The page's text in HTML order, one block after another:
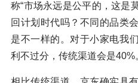
称“市场永远是公平的，这是
回计划时代吗？不同的品类
是不一样的。对于小家电我
利不过分，传统渠道会是40%